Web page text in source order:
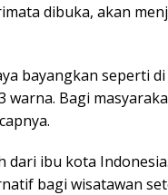
dibuka, akan
bayangkan seperti
Bagi
ibu kota
bagi wisatawan